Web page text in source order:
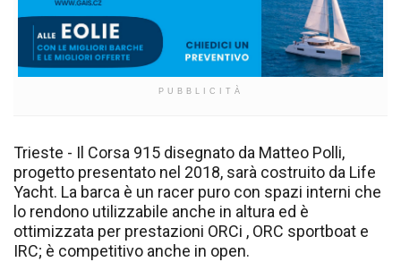
PUBBLICITÀ
Trieste - Il Corsa 915 disegnato da Matteo Polli,
progetto presentato nel 2018, sarà costruito da Life
Yacht. La barca è un racer puro con spazi interni che
lo rendono utilizzabile anche in altura ed è
ottimizzata per prestazioni ORCi , ORC sportboat e
IRC; è competitivo anche in open.